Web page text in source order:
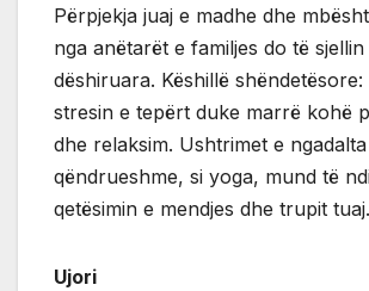
Përpjekja juaj e madhe dhe
nga anëtarët e familjes do të
dëshiruara. Këshillë
stresin e tepërt duke marrë kohë
dhe relaksim. Ushtrimet e
qëndrueshme, si yoga, mund të
qetësimin e mendjes dhe trupit tuaj.
Ujori